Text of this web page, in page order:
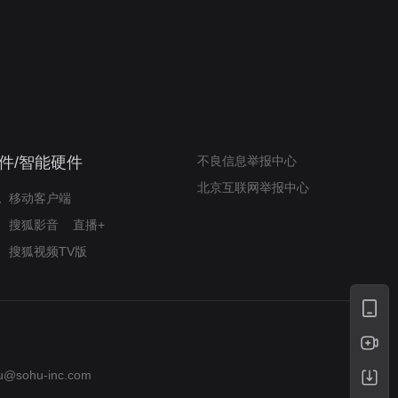
/智能硬件
移动客户端
搜狐影音
直播+
搜狐视频TV版
不良信息举报中心
北京互联网举报中心
inc.com